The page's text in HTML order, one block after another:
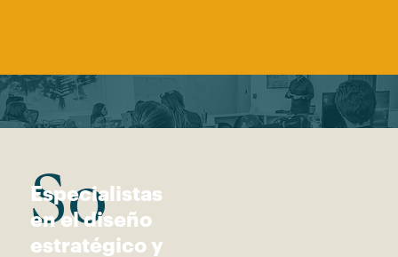
So
Especialistas
en el diseño
estratégico y